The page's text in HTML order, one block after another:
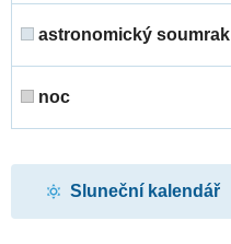
astronomický soumrak
noc
Sluneční kalendář